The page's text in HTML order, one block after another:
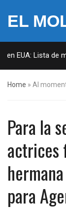
EL
de
Home » Al
Para la
actrices
para